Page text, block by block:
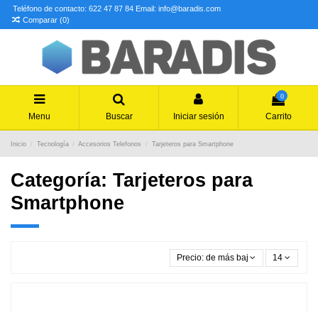
Teléfono de contacto: 622 47 87 84 Email: info@baradis.com
Comparar (0)
Menu Buscar Iniciar sesión
0
Carrito
Inicio Tecnología Accesorios Telefonos Tarjeteros para Smartphone
Categoría: Tarjeteros para
Smartphone
Precio: de más bajo a más alto
14